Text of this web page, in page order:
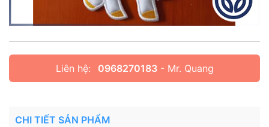
Liên hệ: 0968270183- Mr. Quang
CHI TIẾT SẢN PHẨM